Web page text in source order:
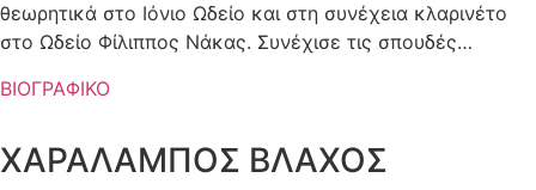
θεωρητικά στο Ιόνιο Ωδείο και στη συνέχεια κλαρινέτο
στο Ωδείο Φίλιππος Νάκας. Συνέχισε τις σπουδές…
ΒΙΟΓΡΑΦΙΚΟ
ΧΑΡΑΛΑΜΠΟΣ ΒΛΑΧΟΣ